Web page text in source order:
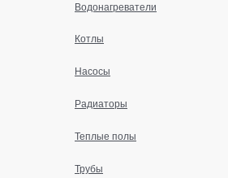
Водонагреватели
Котлы
Насосы
Радиаторы
Теплые полы
Трубы